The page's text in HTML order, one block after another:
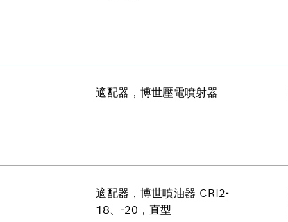
適配器，博世壓電噴射器
適配器，博世噴油器 CRI2-
18、-20，直型